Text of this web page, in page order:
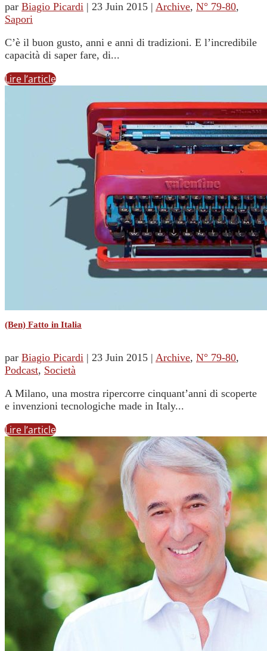
par Biagio Picardi | 23 Juin 2015 | Archive, N° 79-80,
Sapori
C’è il buon gusto, anni e anni di tradizioni. E l’incredibile
capacità di saper fare, di...
Lire l’article
(Ben) Fatto in Italia
par Biagio Picardi | 23 Juin 2015 | Archive, N° 79-80,
Podcast, Società
A Milano, una mostra ripercorre cinquant’anni di scoperte
e invenzioni tecnologiche made in Italy...
Lire l’article